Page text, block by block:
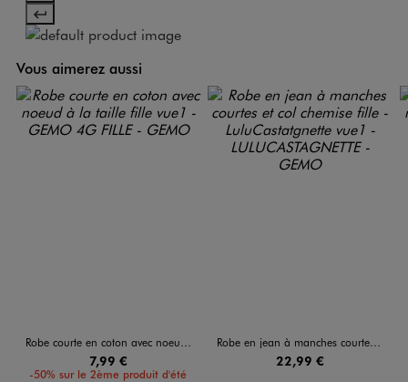
Vous aimerez aussi
Robe courte en coton avec noeud à la taille fille
7,99 €
-50% sur le 2ème produit d'été
Robe en jean à manches courtes et col chemise fille - LuluCastatgnette
22,99 €